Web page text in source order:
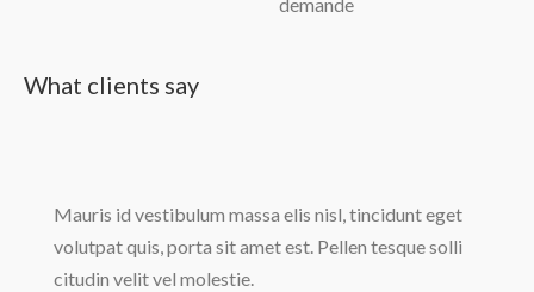
demande
What clients say
Mauris id vestibulum massa elis nisl, tincidunt eget
volutpat quis, porta sit amet est. Pellen tesque solli
citudin velit vel molestie.